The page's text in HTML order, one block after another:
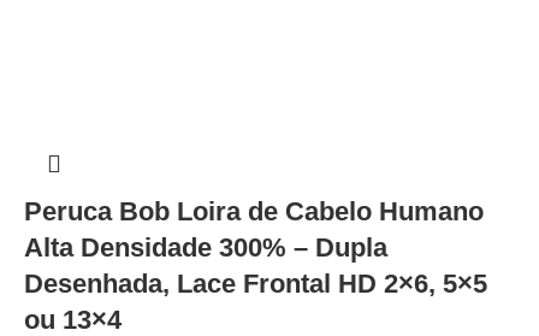
Peruca Bob Loira de Cabelo Humano
Alta Densidade 300% – Dupla
Desenhada, Lace Frontal HD 2×6, 5×5
ou 13×4